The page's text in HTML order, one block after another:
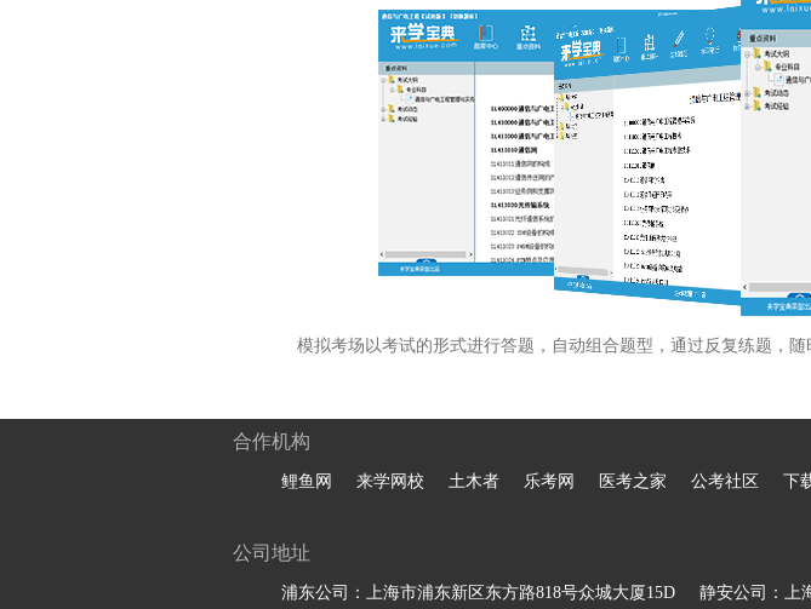
模拟考场以考试的形式进行答题，自动组合题型，通过反复练题，
合作机构
鲤鱼网 来学网校 土木者 乐考网 医考之家 公考社区 下
公司地址
浦东公司：上海市浦东新区东方路818号众城大厦15D 静安公司：上